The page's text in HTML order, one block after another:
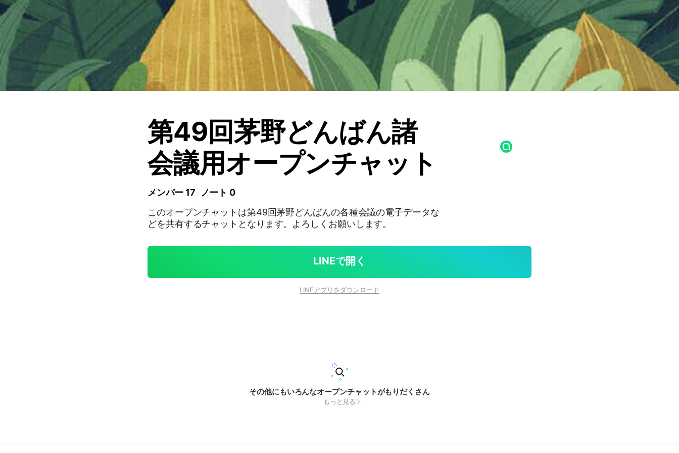
第49回茅野どんばん諸
会議用オープンチャット
メンバー 17
ノート 0
このオープンチャットは第49回茅野どんばんの各種会議の電子データな
どを共有するチャットとなります。よろしくお願いします。
LINEで開く
LINEアプリをダウンロード
その他にもいろんなオープンチャットがもりだくさん
もっと見る